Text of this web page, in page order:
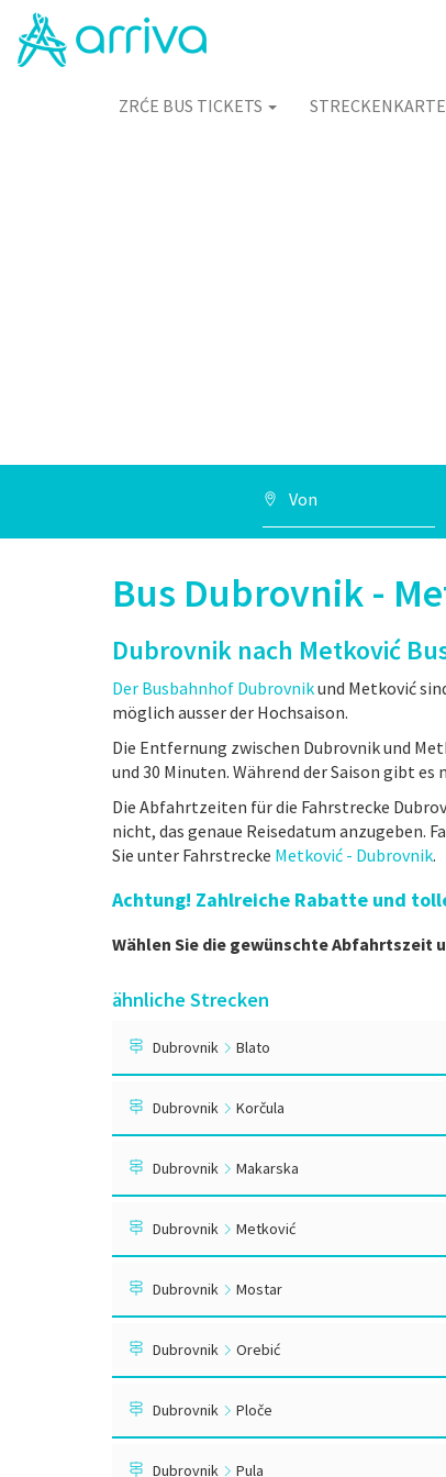
ZRĆE BUS TICKETS STRECKENKARTE
Bus Dubrovnik -
Dubrovnik nach Metković
Der Busbahnhof Dubrovnikund Metković
möglich ausser der Hochsaison.
Die Entfernung zwischen Dubrovnik und
und 30 Minuten. Während der Saison gibt
Die Abfahrtzeiten für die Fahrstrecke
nicht, das genaue Reisedatum anzugeben.
Sie unter Fahrstrecke Metković - Dubrovnik.
Achtung! Zahlreiche Rabatte und
Wählen Sie die gewünschte Abfahrtszeit
ähnliche Strecken
Dubrovnik Blato
Dubrovnik Korčula
Dubrovnik Makarska
Dubrovnik Metković
Dubrovnik Mostar
Dubrovnik Orebić
Dubrovnik Ploče
Dubrovnik Pula